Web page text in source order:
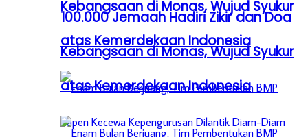
Kebangsaan di Monas, Wujud Syukur
atas Kemerdekaan Indonesia
100.000 Jemaah Hadiri Zikir dan Doa
Kebangsaan di Monas, Wujud Syukur
atas Kemerdekaan Indonesia